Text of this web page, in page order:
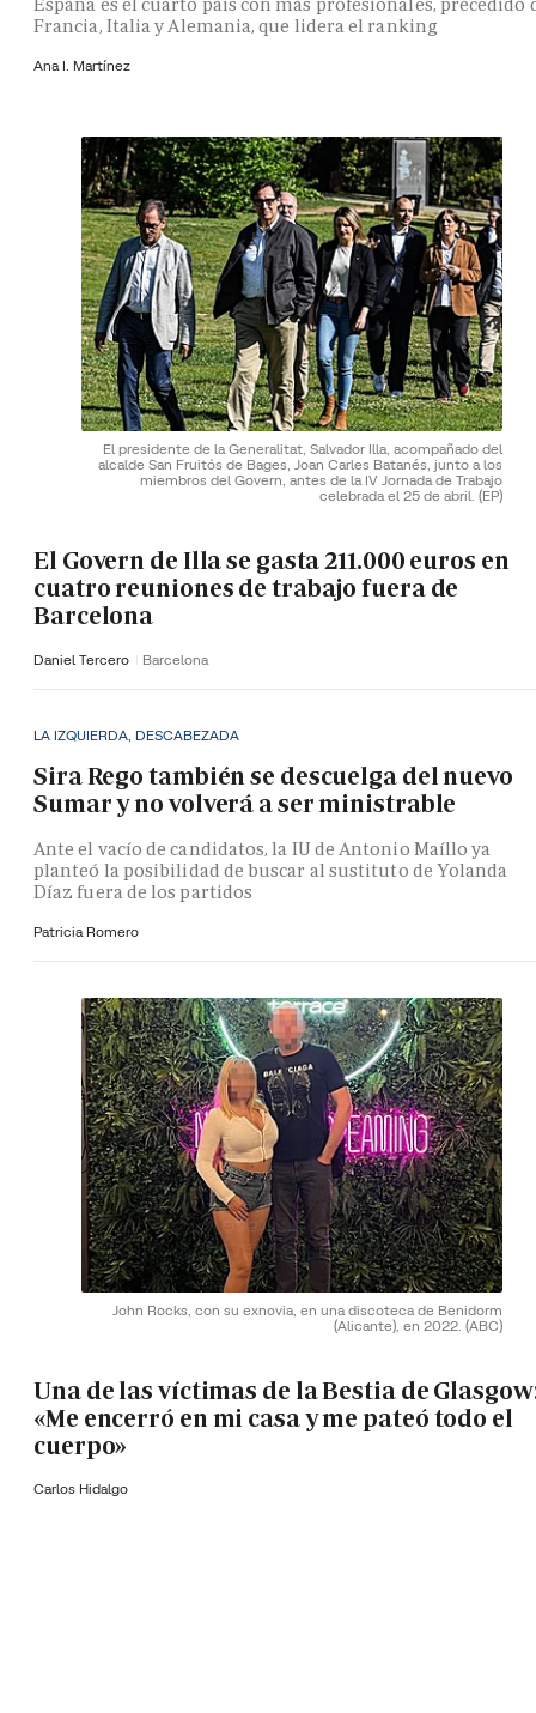
Francia, Italia y Alemania, que lidera el ranking
Ana I. Martínez
El presidente de la Generalitat, Salvador Illa, acompañado del
alcalde San Fruitós de Bages, Joan Carles Batanés, junto a los
miembros del Govern, antes de la IV Jornada de Trabajo
celebrada el 25 de abril. (EP)
El Govern de Illa se gasta 211.000 euros en
cuatro reuniones de trabajo fuera de
Barcelona
Daniel Tercero Barcelona
LA IZQUIERDA, DESCABEZADA
Sira Rego también se descuelga del nuevo
Sumar y no volverá a ser ministrable
Ante el vacío de candidatos, la IU de Antonio Maíllo ya
planteó la posibilidad de buscar al sustituto de Yolanda
Díaz fuera de los partidos
Patricia Romero
John Rocks, con su exnovia, en una discoteca de Benidorm
(Alicante), en 2022. (ABC)
Una de las víctimas de la Bestia de
«Me encerró en mi casa y me pateó todo el
cuerpo»
Carlos Hidalgo